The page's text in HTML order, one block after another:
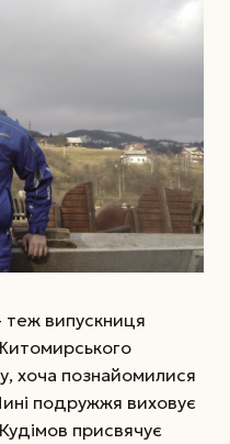
теж випускниця
хоча познайомилися
подружжя виховує
присвячує